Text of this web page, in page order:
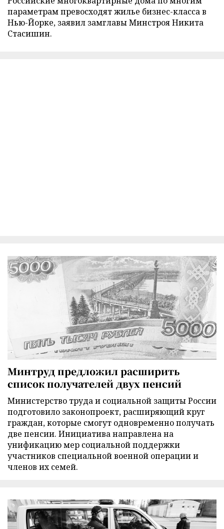
параметрам превосходят жилье бизнес-класса в
Нью-Йорке, заявил замглавы Минстроя Никита
Стасишин.
Минтруд предложил расширить
список получателей двух пенсий
Министерство труда и социальной защиты России
подготовило законопроект, расширяющий круг
граждан, которые смогут одновременно получать
две пенсии. Инициатива направлена на
унификацию мер социальной поддержки
участников специальной военной операции и
членов их семей.